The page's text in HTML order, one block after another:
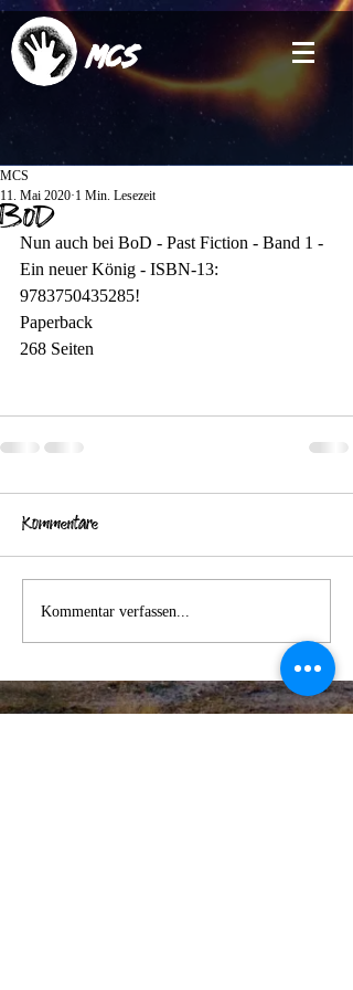
MCS
BoD
MCS
11. Mai 2020 1 Min. Lesezeit
Nun auch bei BoD - Past Fiction - Band 1 -
Ein neuer König - ISBN-13:
9783750435285!
Paperback
268 Seiten
Kommentare
Kommentar verfassen...